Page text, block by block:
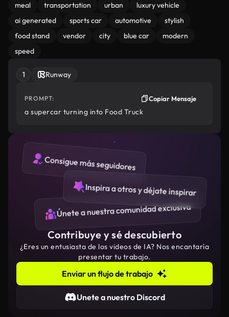
1 Runway
PROMPT: Copiar Mensaje
a supercar turning into Food Truck
meal
transportation urban
luxury vehicle
ai generated
sports car automotive
stylish
food stand
vendor city blue car
modern
speed
Consigue más seguidores
Inspira a otros y déjate inspirar
Únete a nuestra comunidad exclusiva
Contribuye y sé descubierto
¿Eres un entusiasta de los videos de IA? Nos encantaría
presentar tu trabajo.
Enviar un flujo de trabajo
Unete a nuestro Discord